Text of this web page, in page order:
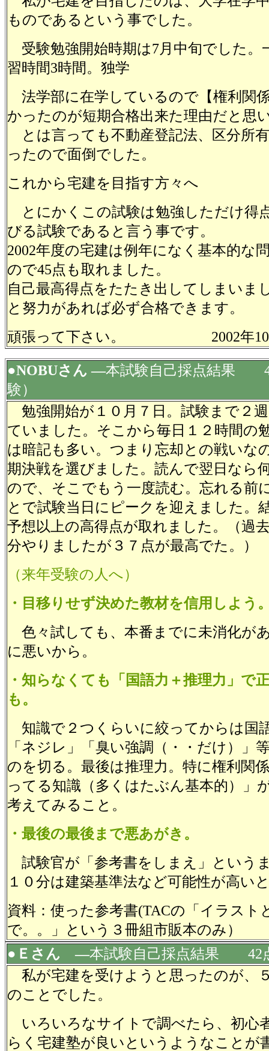
ものであるという事でした。
受験勉強開始時期は7月中旬でした。
習時間3時間。独学
法学部に在学しているので【権利関
かったのが短期合格出来た理由だと思
とは言っても不動産登記法、区分所
ったので面倒でした。
これから宅建を目指す方々へ
とにかくこの試験は勉強しただけ得
びる試験であると言う事です。
2002年度の宅建は例年になく基本的な
ので45点も取れました。
自己最高得点をたたき出してしまいま
と努力があれば必ず合格できます。
頑張って下さい。 2002年10
●NOBUさん ―本試験自己採点結果
験）
勉強開始が１０月７日。試験まで２
ていました。そこから毎日１２時間の
は暗記も多い。つまり忘却との戦いな
期決戦を選びました。読んで翌日なら
ので、そこでもう一度読む。忘れる前
とで試験当日にピークを迎えました。
予想以上の高得点が取れました。（過
分やりましたが３７点が最高でた。）
（来年受験の人へ）
・目移りせず決めた教材を信用しよう
色々試しても、本番までに未消化が
に悪いから。
・知らなくても「国語力＋推理力」で
も。
知識で２つくらいに絞ってからは国
「ネジレ」「臭い強調（・・だけ）」
のを切る。最後は推理力。特に権利関
ってる知識（多くはたぶん基本的）」
考えてみること。
・最後の最後まで悪あがき。
試験官が「参考書をしまえ」という
１０分は建築基準法など可能性が高い
資料：使った参考書(TACの「イラスト
で。。」という３冊組市販本のみ）
●Ｅさん ―本試験自己採点結果 42
私が宅建を受けようと思ったのが、
のことでした。
いろいろなサイトで調べたら、初心
らく宅建塾が良いというようなことが